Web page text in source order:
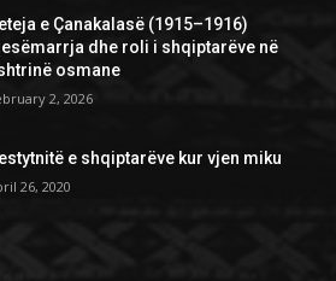
e Çanakalasë (1915–1916)
dhe roli i shqiptarëve në
osmane
2, 2026
e shqiptarëve kur vjen miku
26, 2020